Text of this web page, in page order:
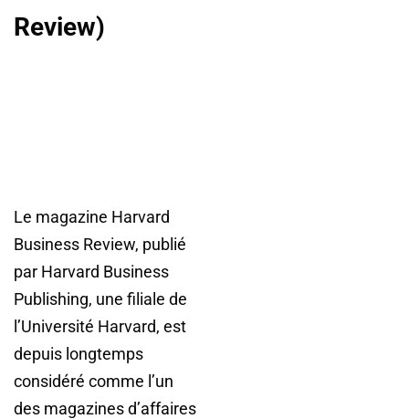
Review)
Le magazine Harvard
Business Review, publié
par Harvard Business
Publishing, une filiale de
l’Université Harvard, est
depuis longtemps
considéré comme l’un
des magazines d’affaires